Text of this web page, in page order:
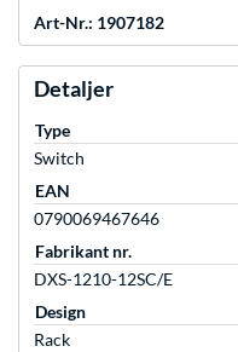
Art-Nr.: 1907182
Detaljer
Type
Switch
EAN
0790069467646
Fabrikant nr.
DXS-1210-12SC/E
Design
Rack